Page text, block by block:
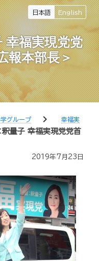
日本語 English
幸福実現党党
報本部長＞
グループ chevron_right
幸福実
釈量子 幸福実現党党首
2019年7月23日